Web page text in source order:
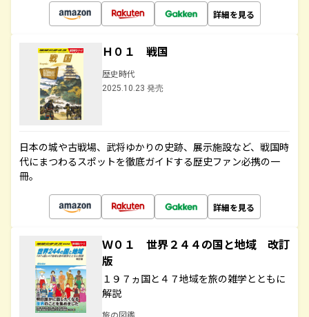
詳細を見る
Ｈ０１ 戦国
歴史時代
2025.10.23 発売
日本の城や古戦場、武将ゆかりの史跡、展示施設など、戦国時
代にまつわるスポットを徹底ガイドする歴史ファン必携の一
冊。
詳細を見る
Ｗ０１ 世界２４４の国と地域 改訂
版
１９７ヵ国と４７地域を旅の雑学とともに
解説
旅の図鑑